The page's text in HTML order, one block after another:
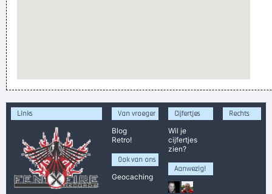
Links
Van vroeger
Blog
Retro!
Ook van ons
Geocaching
Cijfertjes
Wil je
cijfertjes
zien?
Aanwezig!
Rechts